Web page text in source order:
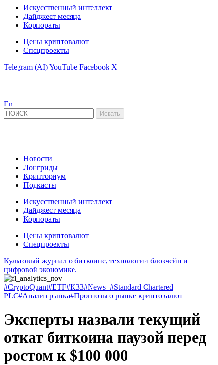
Искусственный интеллект
Дайджест месяца
Корпораты
Цены криптовалют
Спецпроекты
Telegram (AI)YouTube Facebook X
En
Новости
Лонгриды
Крипториум
Подкасты
Искусственный интеллект
Дайджест месяца
Корпораты
Цены криптовалют
Спецпроекты
Культовый журнал о биткоине, технологии блокчейн и
цифровой экономике.
#CryptoQuant#ETF#K33#News+#Standard Chartered
PLC#Анализ рынка#Прогнозы о рынке криптовалют
Эксперты назвали текущий
откат биткоина паузой перед
ростом к $100 000